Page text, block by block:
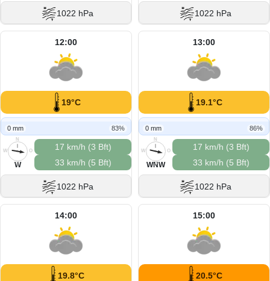
1022 hPa 1022 hPa
12:00
19°C
0 mm 83%
N
O
S
W
W
17 km/h (3 Bft)
33 km/h (5 Bft)
1022 hPa
13:00
19.1°C
0 mm 86%
N
O
S
W
WNW
17 km/h (3 Bft)
33 km/h (5 Bft)
1022 hPa
14:00
19.8°C
15:00
20.5°C